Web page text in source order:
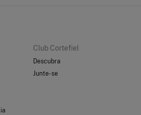
Club Cortefiel
Descubra
Junte-se